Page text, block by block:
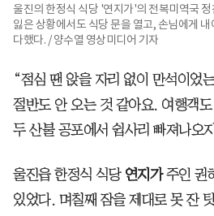
울진의 한정식 식당 '연지가'의 전복미역국
잃은 상황에서도 식당 문을 열고, 손님에게
다했다. / 양수열 영상미디어 기자
“점심 땐 앉을 자리 없이 만석이었
절반도 안 오는 것 같아요. 여행객
두 산불 공포에서 쉽사리 빠져나오
울진읍 한정식 식당 연지가주인 권
있었다. 며칠째 잠을 제대로 못 잔